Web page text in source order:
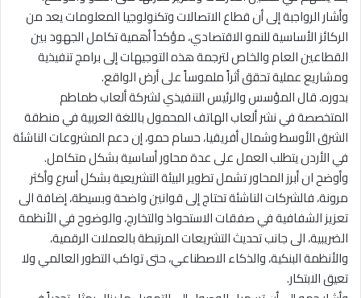
وأشار الرواجبة إلى أن قطاع الاتصالات وتكنولوجيا المعلومات يعد من
الركائز الأساسية للنمو الاقتصادي، مؤكداً أهمية تكامل الجهود بين
القطاعين العام والخاص لترجمة هذه التوجيهات إلى برامج تنفيذية
ومشاريع عملية تحقق أثراً ملموساً على أرض الواقع.
بدوره، قال المؤسس والرئيس التنفيذي لشركة ألعاب طماطم
المتخصصة في نشر ألعاب الهاتف المحمول باللغة العربية في منطقة
الشرق الأوسط وشمال أفريقيا، حسام حمو، إن دعم المشروعات الناشئة
في الأردن يتطلب العمل على عدة محاور أساسية بشكل متكامل.
وأوضح ان أبرز المحاور تشمل تطوير البيئة التشريعية بشكل أسرع وأكثر
مرونة، فالشركات الناشئة تحتاج إلى قوانين واضحة وبسيطة، إضافة الى
تعزيز الشفافية في صفقات الاستحواذ والتخارج، والوضوح في الأنظمة
الضريبية، الى جانب تحديث التشريعات المرتبطة بالعملات الرقمية،
والأنظمة البنكية، والذكاء الاصطناعي، حتى تواكب التطور العالمي ولا
تعيق الابتكار.